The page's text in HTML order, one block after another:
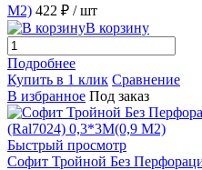
М2) 422 ₽ / шт
В корзину
Подробнее
Купить в 1 клик Сравнение
В избранное Под заказ
Быстрый просмотр
Софит Тройной Без